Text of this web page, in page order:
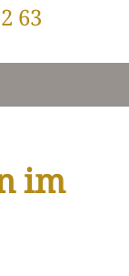
63
im